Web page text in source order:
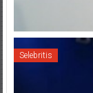
Selebritis